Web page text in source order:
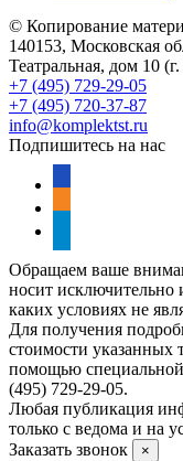
© Копирование
140153, Московская
Театральная, дом 10
+7 (495) 729-29-05
+7 (495) 720-37-87
info@komplektst.ru
Подпишитесь на нас
Обращаем ваше
носит
каких условиях не
Для получения
стоимости указанных
помощью
(495) 729-29-05.
Любая публикация
только с ведома и на
Заказать звонок
×